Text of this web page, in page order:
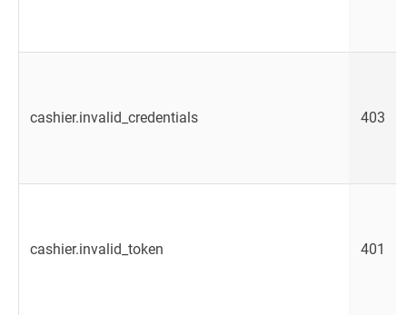
cashier.invalid_credentials 403
cashier.invalid_token 401